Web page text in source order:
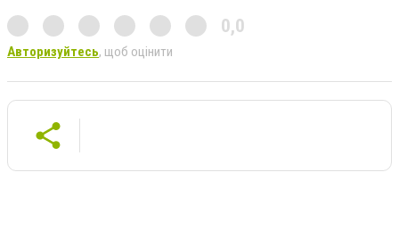
0,0
Авторизуйтесь, щоб оцінити